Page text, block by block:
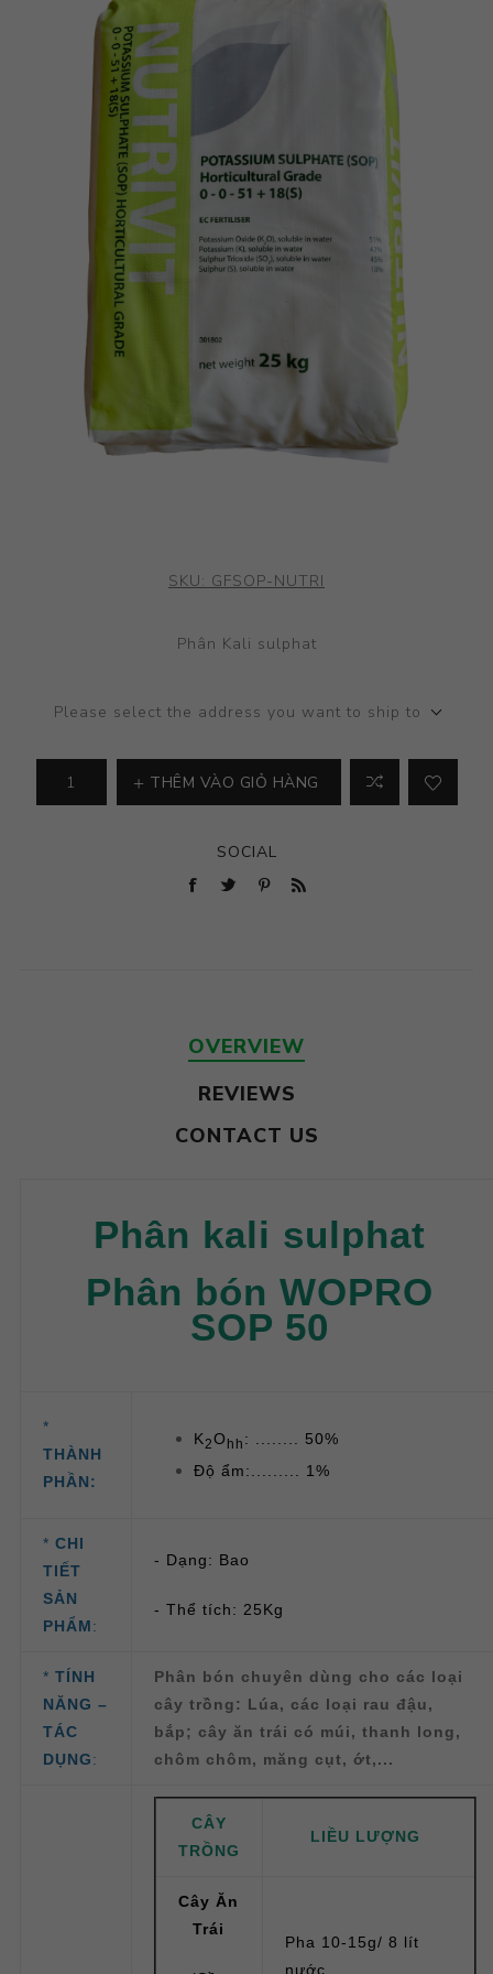
SKU: GFSOP-NUTRI
Phân Kali sulphat
Please select the address you want to ship to
THÊM VÀO GIỎ HÀNG
SOCIAL
OVERVIEW
REVIEWS
CONTACT US
Phân kali sulphat
Phân bón WOPRO
SOP 50
*
THÀNH
PHẦN:
K 2O hh : ........ 50%
Độ ẩm:......... 1%
* CHI
TIẾT
SẢN
PHẨM:
- Dạng: Bao
- Thể tích: 25Kg
* TÍNH
NĂNG –
TÁC
DỤNG:
Phân bón chuyên dùng cho các loại
cây trồng: Lúa, các loại rau đậu,
bắp; cây ăn trái có múi, thanh long,
chôm chôm, măng cụt, ớt,...
CÂY
TRỒNG
LIỀU LƯỢNG
Cây Ăn
Trái
Pha 10-15g/ 8 lít
nước.